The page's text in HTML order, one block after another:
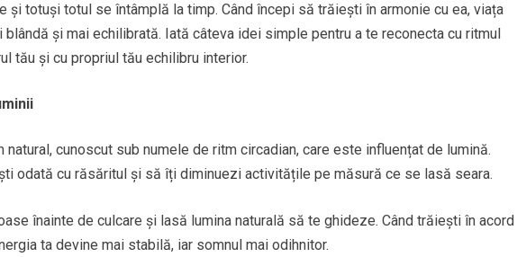
și totuși totul se întâmplă la timp. Când începi să trăiești în armonie cu ea, viața
blândă și mai echilibrată. Iată câteva idei simple pentru a te reconecta cu ritmul
tău și cu propriul tău echilibru interior.
natural, cunoscut sub numele de ritm circadian, care este influențat de lumină.
odată cu răsăritul și să îți diminuezi activitățile pe măsură ce se lasă seara.
înainte de culcare și lasă lumina naturală să te ghideze. Când trăiești în acord
ta devine mai stabilă, iar somnul mai odihnitor.